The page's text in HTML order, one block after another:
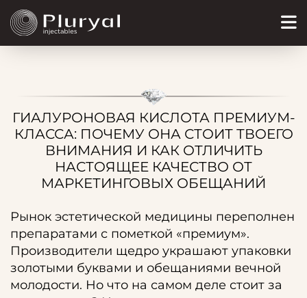
ГИАЛУРОНОВАЯ КИСЛОТА ПРЕМИУМ-
КЛАССА: ПОЧЕМУ ОНА СТОИТ ТВОЕГО
ВНИМАНИЯ И КАК ОТЛИЧИТЬ
НАСТОЯЩЕЕ КАЧЕСТВО ОТ
МАРКЕТИНГОВЫХ ОБЕЩАНИЙ
Рынок эстетической медицины переполнен
препаратами с пометкой «премиум».
Производители щедро украшают упаковки
золотыми буквами и обещаниями вечной
молодости. Но что на самом деле стоит за